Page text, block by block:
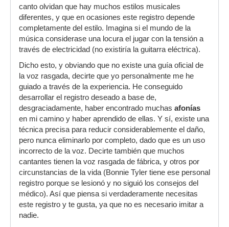
canto olvidan que hay muchos estilos musicales
diferentes, y que en ocasiones este registro depende
completamente del estilo. Imagina si el mundo de la
música considerase una locura el jugar con la tensión a
través de electricidad (no existiría la guitarra eléctrica).
Dicho esto, y obviando que no existe una guía oficial de
la voz rasgada, decirte que yo personalmente me he
guiado a través de la experiencia. He conseguido
desarrollar el registro deseado a base de,
desgraciadamente, haber encontrado muchas afonías
en mi camino y haber aprendido de ellas. Y sí, existe una
técnica precisa para reducir considerablemente el daño,
pero nunca eliminarlo por completo, dado que es un uso
incorrecto de la voz. Decirte también que muchos
cantantes tienen la voz rasgada de fábrica, y otros por
circunstancias de la vida (Bonnie Tyler tiene ese personal
registro porque se lesionó y no siguió los consejos del
médico). Así que piensa si verdaderamente necesitas
este registro y te gusta, ya que no es necesario imitar a
nadie.